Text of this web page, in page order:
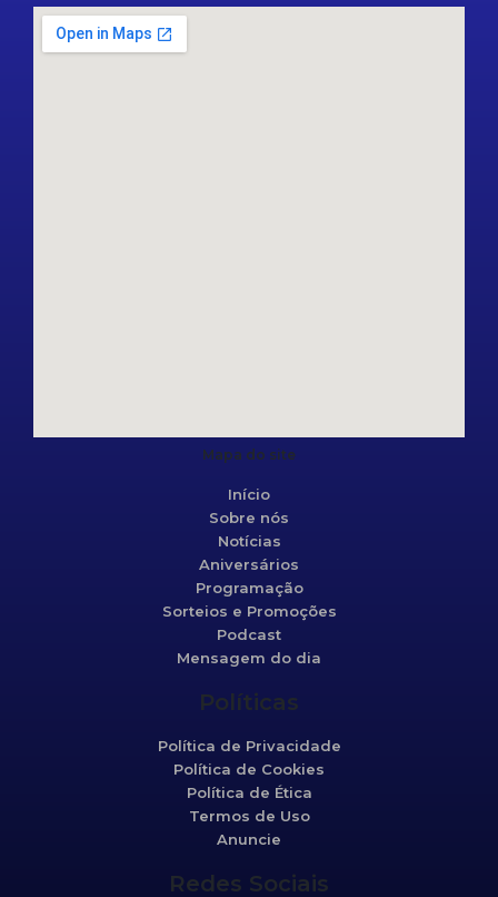
Mapa do site
Início
Sobre nós
Notícias
Aniversários
Programação
Sorteios e Promoções
Podcast
Mensagem do dia
Políticas
Política de Privacidade
Política de Cookies
Política de Ética
Termos de Uso
Anuncie
Redes Sociais